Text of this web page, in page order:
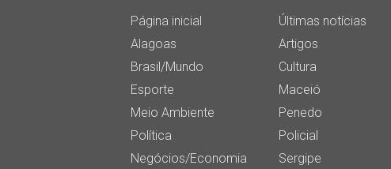
Página inicial
Últimas notícias
Alagoas
Artigos
Brasil/Mundo
Cultura
Esporte
Maceió
Meio Ambiente
Penedo
Política
Policial
Negócios/Economia
Sergipe